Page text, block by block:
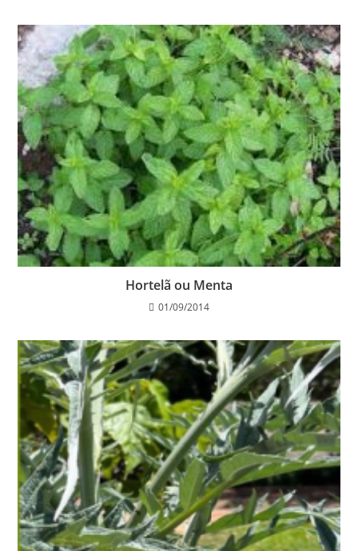
Hortelã ou Menta
01/09/2014